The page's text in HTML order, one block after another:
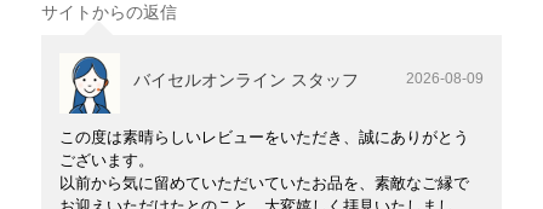
サイトからの返信
バイセルオンライン スタッフ 2026-08-09
この度は素晴らしいレビューをいただき、誠にありがとう
ございます。
以前から気に留めていただいていたお品を、素敵なご縁で